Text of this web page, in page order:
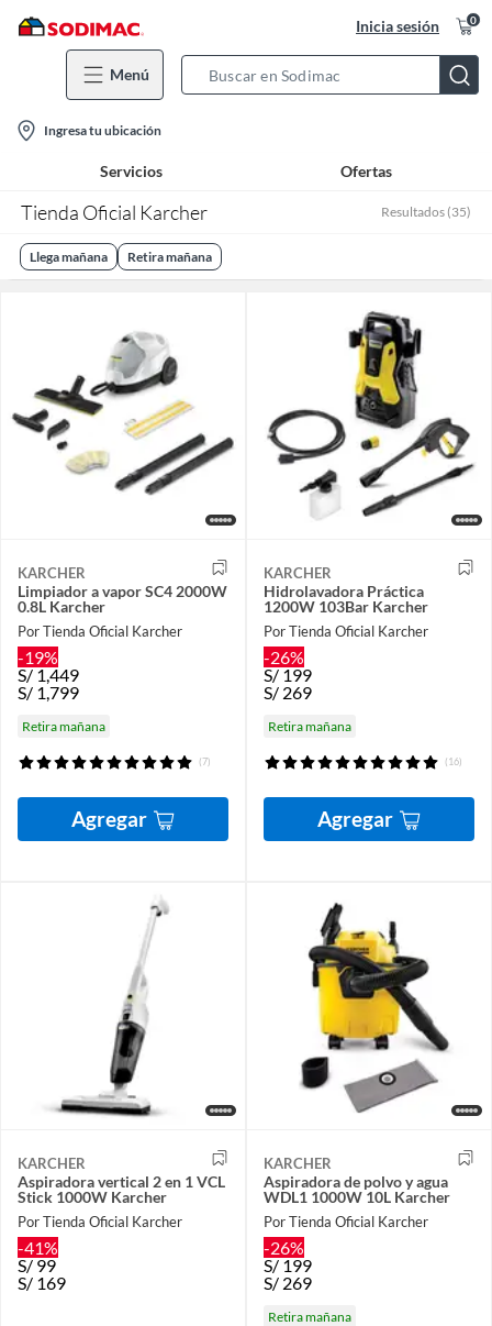
Inicia sesión 0
Menú
Bar
location-
icon
Ingresa tu ubicación
Servicios Ofertas
Tienda Oficial Karcher Resultados (35)
Llega mañana Retira mañana
KARCHER
Limpiador a vapor SC4 2000W
0.8L Karcher
Por Tienda Oficial Karcher
-19%
S/1,449
S/ 1,799
Retira mañana
(7)
Agregar
KARCHER
Hidrolavadora Práctica
1200W 103Bar Karcher
Por Tienda Oficial Karcher
-26%
S/199
S/ 269
Retira mañana
(16)
Agregar
KARCHER
Aspiradora vertical 2 en 1 VCL
Stick 1000W Karcher
Por Tienda Oficial Karcher
-41%
S/99
S/ 169
KARCHER
Aspiradora de polvo y agua
WDL1 1000W 10L Karcher
Por Tienda Oficial Karcher
-26%
S/199
S/ 269
Retira mañana